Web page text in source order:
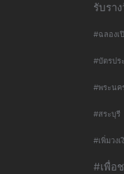
รับรา
#ฉลองเ
#บัตรปร
#พระนค
#สระบุรี
#เพิ่มวง
#เพื่อ